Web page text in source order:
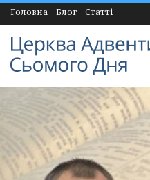
Головна Блог Статті